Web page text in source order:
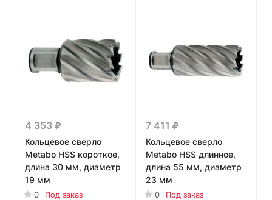
4 353
Кольцевое сверло
Metabo HSS короткое,
длина 30 мм, диаметр
19 мм
0
Под заказ
7 411
Кольцевое сверло
Metabo HSS длинное,
длина 55 мм, диаметр
23 мм
0
Под заказ